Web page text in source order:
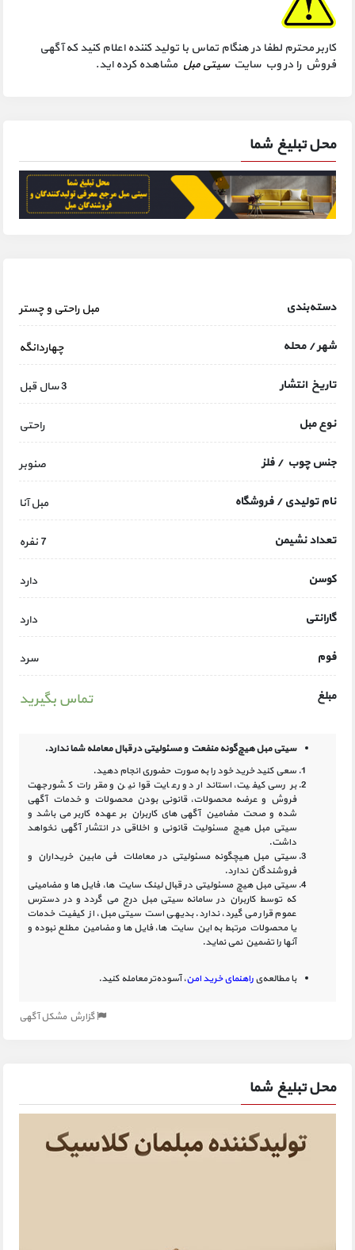
کاربر محترم لطفا در هنگام تماس با تولید کننده اعلام کنید که آگهی
فروش را در وب سایتسیتی مبل مشاهده کرده اید.
محل تبلیغ شما
دسته‌بندی مبل راحتی و چستر
شهر / محله چهاردانگه
تاریخ انتشار 3 سال قبل
نوع مبل راحتی
جنس چوب / فلز صنوبر
نام تولیدی / فروشگاه مبل آنا
تعداد نشیمن 7 نفره
کوسن دارد
گارانتی دارد
فوم سرد
مبلغ تماس بگیرید
سیتی مبل هیچ‌گونه منفعت و مسئولیتی درقبال معامله شما ندارد.
سعی کنید خرید خود را به صورت حضوری انجام دهید.
بررسی کیفیت، استاندارد و رعایت قوانین و مقررات کشور جهت
فروش و عرضه محصولات، قانونی بودن محصولات و خدمات آگهی
شده و صحت مضامین آگهی‏ های کاربران بر عهده کاربر می باشد و
سیتی مبل هیچ مسئولیت قانونی و اخلاقی در انتشار آگهی نخواهد
داشت.
سیتی مبل هیچگونه مسئولیتی در معاملات فی مابین خریداران و
فروشندگان ندارد.
سیتی مبل هیچ مسئولیتی در قبال لینک‏ سایت ‏ها، فایل ‏ها و مضامینی
که توسط کاربران در سامانه‏ سیتی مبل درج می گردد و در دسترس
عموم قرار می گیرد، ندارد. بدیهی است سیتی مبل، از کیفیت خدمات
یا محصولات مرتبط به این سایت‏ ها، فایل ها و مضامین مطلع نبوده و
آنها را تضمین نمی نماید.
با مطالعه‌یراهنمای خرید امن، آسوده‌تر معامله کنید.
گزارش مشکل آگهی
محل تبلیغ شما